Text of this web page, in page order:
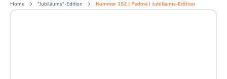
Home "Jubiläums"-Edition Nummer 152 I Padmé I Jubiläums-Edition